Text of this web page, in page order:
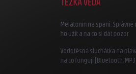
Melatonin na spaní: Správné
ho užít a na co si dát pozor
Vodotěsná sluchátka na
na co fungují (Bluetooth,